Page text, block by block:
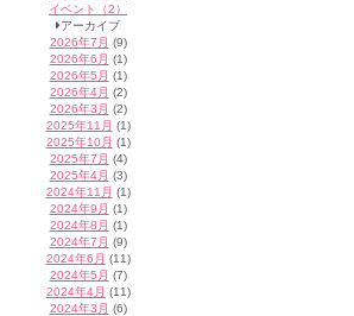
イベント（2）
アーカイブ
2026年7月 (9)
2026年6月 (1)
2026年5月 (1)
2026年4月 (2)
2026年3月 (2)
2025年11月 (1)
2025年10月 (1)
2025年7月 (4)
2025年4月 (3)
2024年11月 (1)
2024年9月 (1)
2024年8月 (1)
2024年7月 (9)
2024年6月 (11)
2024年5月 (7)
2024年4月 (11)
2024年3月 (6)